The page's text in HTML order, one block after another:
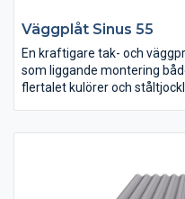
Väggplåt Sinus 55
En kraftigare tak- och
som liggande montering
flertalet kulörer och